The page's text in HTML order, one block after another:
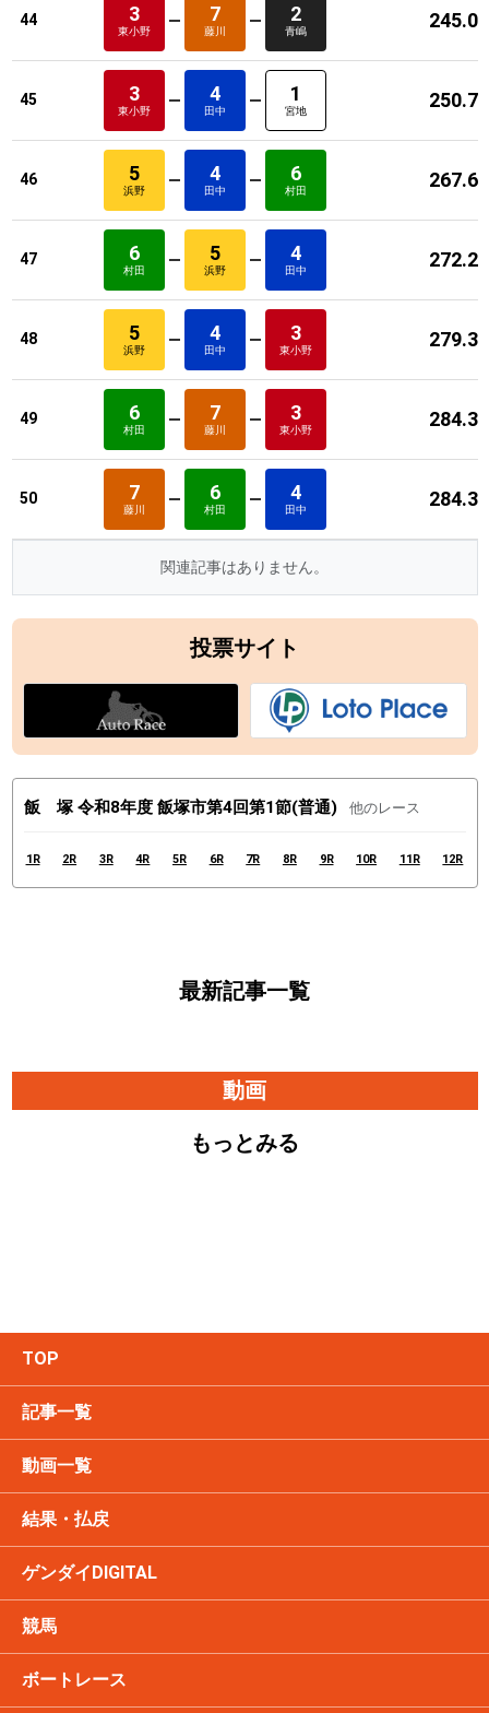
44 3
東小野
7
藤川
2
青嶋 245.0
45 3
東小野
4
田中
1
宮地 250.7
46 5
浜野
4
田中
6
村田 267.6
47 6
村田
5
浜野
4
田中 272.2
48 5
浜野
4
田中
3
東小野 279.3
49 6
村田
7
藤川
3
東小野 284.3
50 7
藤川
6
村田
4
田中 284.3
関連記事はありません。
投票サイト
飯 塚 令和8年度 飯塚市第4回第1節(普通) 他のレース
1R 2R 3R 4R 5R 6R 7R 8R 9R 10R 11R 12R
最新記事一覧
動画
もっとみる
TOP
記事一覧
動画一覧
結果・払戻
ゲンダイDIGITAL
競馬
ボートレース